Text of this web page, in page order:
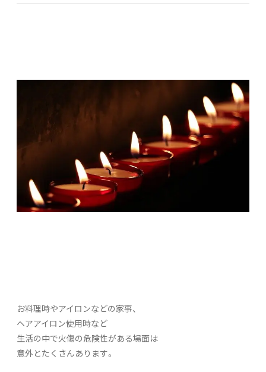
お料理時やアイロンなどの家事、
ヘアアイロン使用時など
生活の中で火傷の危険性がある場面は
意外とたくさんあります。